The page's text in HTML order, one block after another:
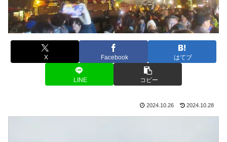
X Facebook はてブ
LINE コピー
2024.10.26 2024.10.28